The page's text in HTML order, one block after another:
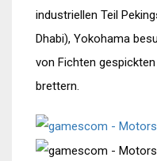
industriellen Teil
Dhabi), Yokohama
von Fichten
brettern.